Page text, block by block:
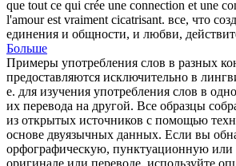
que tout ce qui crée une connection et une
l'amour est vraiment cicatrisant. все, что
единения и общности, и любви,
Больше
Примеры употребления слов в разных
предоставляются исключительно в
е. для изучения употребления слов в
их перевода на другой. Все образцы
из открытых источников с помощью
основе двуязычных данных. Если вы
орфографическую, пунктуационную